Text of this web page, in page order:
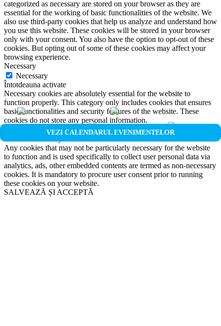
VEZI CALENDARUL EVENIMENTELOR
categorized as necessary are stored on your browser as they are
essential for the working of basic functionalities of the website. We
also use third-party cookies that help us analyze and understand how
you use this website. These cookies will be stored in your browser
only with your consent. You also have the option to opt-out of these
cookies. But opting out of some of these cookies may affect your
browsing experience.
Necessary
Necessary
Întotdeauna activate
Necessary cookies are absolutely essential for the website to
function properly. This category only includes cookies that ensures
basic functionalities and security features of the website. These
cookies do not store any personal information.
Non-necessary
Any cookies that may not be particularly necessary for the website
to function and is used specifically to collect user personal data via
analytics, ads, other embedded contents are termed as non-necessary
cookies. It is mandatory to procure user consent prior to running
these cookies on your website.
SALVEAZĂ ȘI ACCEPTĂ